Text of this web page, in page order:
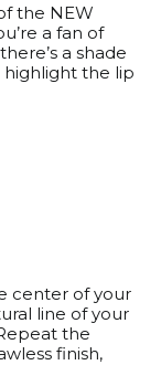
the NEW
a fan of
a shade
highlight the lip
center of your
line of your
the
finish,